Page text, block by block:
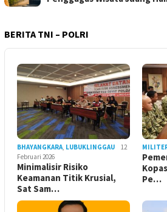
BERITA TNI – POLRI
BHAYANGKARA, LUBUKLINGGAU
12
Februari 2026
Minimalisir Risiko
Keamanan Titik Krusial,
Sat Sam…
Pe…